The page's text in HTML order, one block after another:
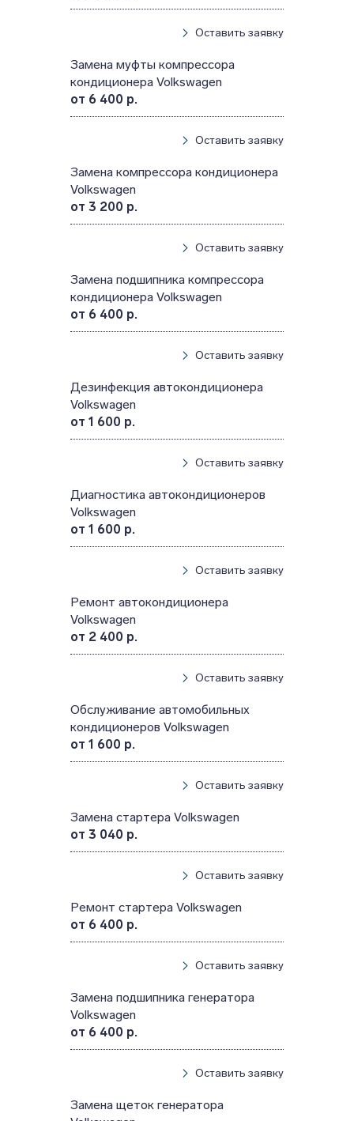
Оставить заявку
Замена муфты компрессора
кондиционера Volkswagen
от 6 400 р.
Оставить заявку
Замена компрессора кондиционера
Volkswagen
от 3 200 р.
Оставить заявку
Замена подшипника компрессора
кондиционера Volkswagen
от 6 400 р.
Оставить заявку
Дезинфекция автокондиционера
Volkswagen
от 1 600 р.
Оставить заявку
Диагностика автокондиционеров
Volkswagen
от 1 600 р.
Оставить заявку
Ремонт автокондиционера
Volkswagen
от 2 400 р.
Оставить заявку
Обслуживание автомобильных
кондиционеров Volkswagen
от 1 600 р.
Оставить заявку
Замена стартера Volkswagen
от 3 040 р.
Оставить заявку
Ремонт стартера Volkswagen
от 6 400 р.
Оставить заявку
Замена подшипника генератора
Volkswagen
от 6 400 р.
Оставить заявку
Замена щеток генератора